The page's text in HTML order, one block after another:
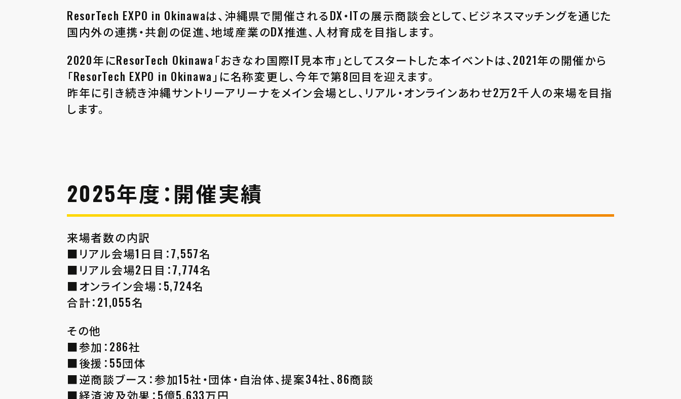
ResorTech EXPO in Okinawaは、沖縄県で開催されるDX・ITの展示商談会として、ビジネスマッチングを通じた
国内外の連携・共創の促進、地域産業のDX推進、人材育成を目指します。
2020年にResorTech Okinawa「おきなわ国際IT見本市」としてスタートした本イベントは、2021年の開催から
「ResorTech EXPO in Okinawa」に名称変更し、今年で第8回目を迎えます。
昨年に引き続き沖縄サントリーアリーナをメイン会場とし、リアル・オンラインあわせ2万2千人の来場を目指
します。
2025年度：開催実績
来場者数の内訳
■リアル会場1日目：7,557名
■リアル会場2日目：7,774名
■オンライン会場：5,724名
合計：21,055名
その他
■参加：286社
■後援：55団体
■逆商談ブース：参加15社・団体・自治体、提案34社、86商談
■経済波及効果：5億5,633万円